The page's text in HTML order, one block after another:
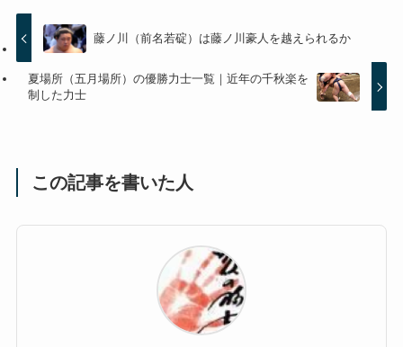
藤ノ川（前名若碇）は藤ノ川豪人を越えられるか
夏場所（五月場所）の優勝力士一覧｜近年の千秋楽を
制した力士
この記事を書いた人